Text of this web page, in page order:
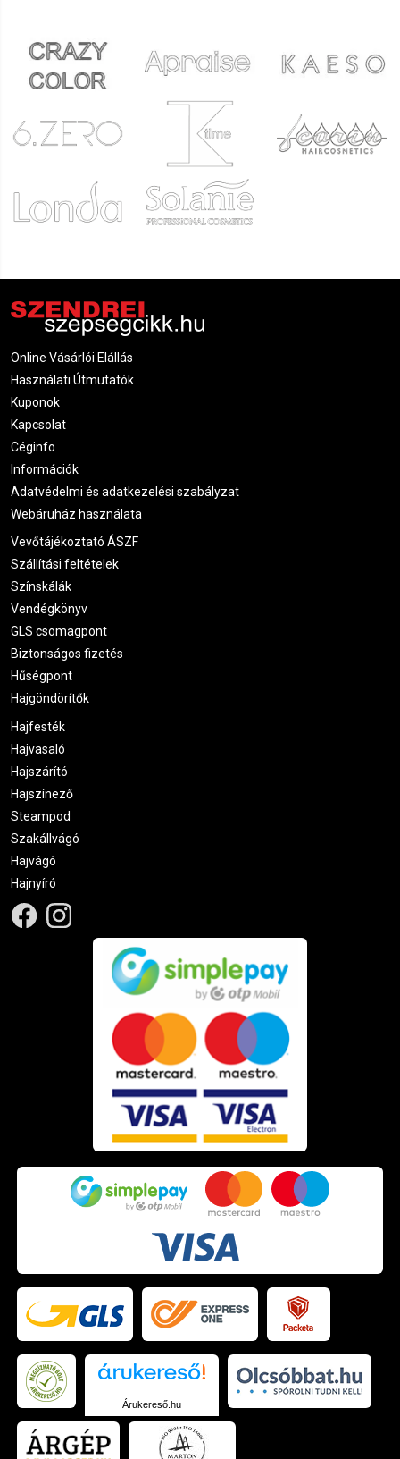
Online Vásárlói Elállás
Használati Útmutatók
Kuponok
Kapcsolat
Céginfo
Információk
Adatvédelmi és adatkezelési szabályzat
Webáruház használata
Vevőtájékoztató ÁSZF
Szállítási feltételek
Színskálák
Vendégkönyv
GLS csomagpont
Biztonságos fizetés
Hűségpont
Hajgöndörítők
Hajfesték
Hajvasaló
Hajszárító
Hajszínező
Steampod
Szakállvágó
Hajvágó
Hajnyíró
Árukereső.hu